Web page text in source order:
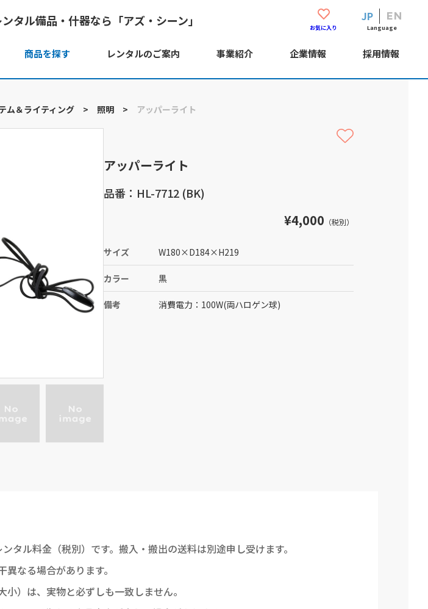
タル備品・什器なら「アズ・シーン」 お気に入り
EN
JP
Language
商品を探す レンタルのご案内 事業紹介 企業情報 採用情報
ム＆ライティング > 照明 > アッパーライト
アッパーライト
品番：HL-7712 (BK)
¥4,000 （税別）
サイズ W180×D184×H219
カラー 黒
備考 消費電力：100W(両ハロゲン球)
タル料金（税別）です。搬入・搬出の送料は別途申し受けます。
なる場合があります。
小）は、実物と必ずしも一致しません。